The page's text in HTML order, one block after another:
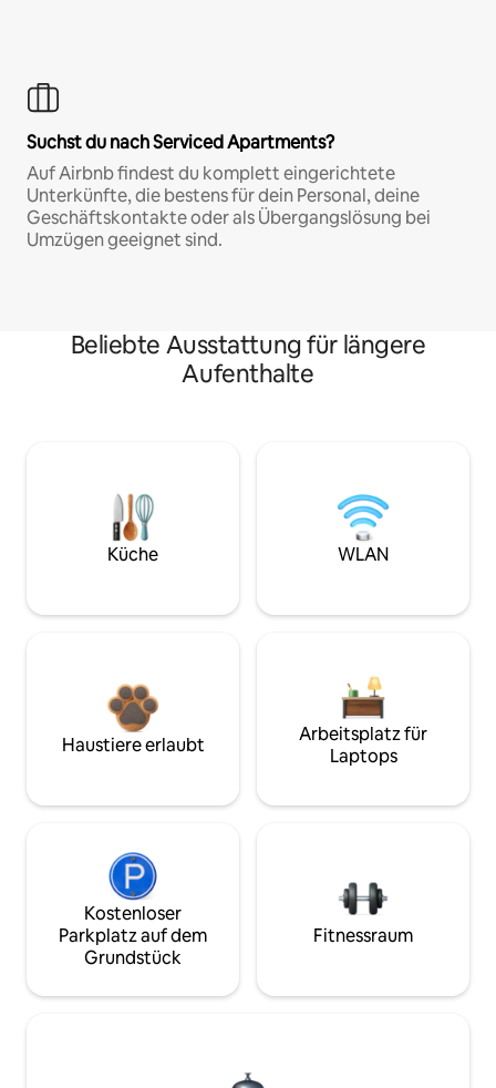
Suchst du nach Serviced Apartments?
Auf Airbnb findest du komplett eingerichtete
Unterkünfte, die bestens für dein Personal, deine
Geschäftskontakte oder als Übergangslösung bei
Umzügen geeignet sind.
Beliebte Ausstattung für längere
Aufenthalte
Küche WLAN
Haustiere erlaubt
Arbeitsplatz für
Laptops
Kostenloser
Parkplatz auf dem
Grundstück
Fitnessraum